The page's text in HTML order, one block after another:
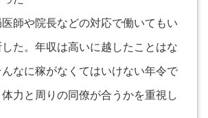
師や院長などの対応で働いてもい
た。年収は高いに越したことはな
なに稼がなくてはいけない年令で
力と周りの同僚が合うかを重視し